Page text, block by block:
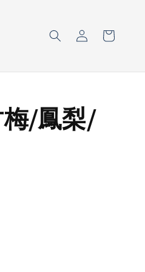
/鳳梨/